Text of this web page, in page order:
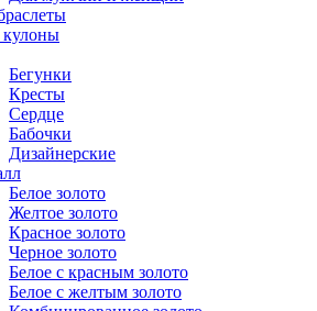
Бегунки
Кресты
Сердце
Бабочки
Дизайнерские
Белое золото
Желтое золото
Красное золото
Черное золото
Белое с красным золото
Белое с желтым золото